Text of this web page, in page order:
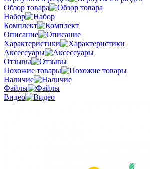
Обзор товара
Набор
Комплект
Описание
Характеристики
Аксессуары
Отзывы
Похожие товары
Наличие
Файлы
Видео